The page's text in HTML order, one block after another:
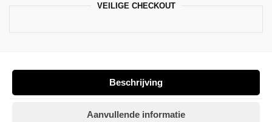
VEILIGE CHECKOUT
Beschrijving
Aanvullende informatie